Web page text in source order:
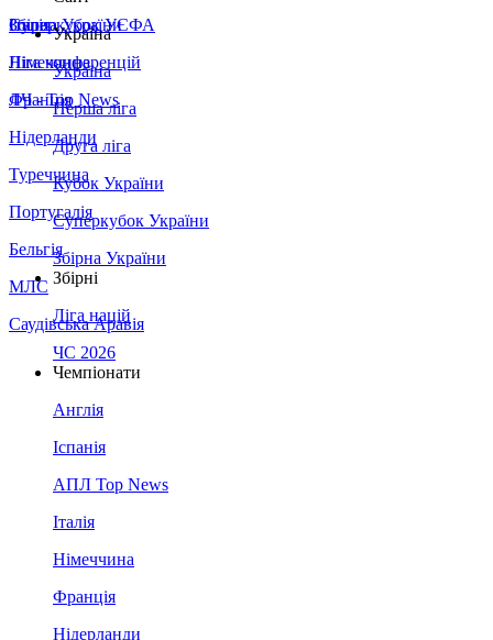
Збірна України
Італія
Німеччина
Франція
Нідерланди
Туреччина
Португалія
Бельгія
МЛС
Саудівська Аравія
Суперкубок УЄФА
Ліга конференцій
ЛЧ - Top News
Україна
Україна
Перша ліга
Друга ліга
Кубок України
Суперкубок України
Збірна України
Збірні
Ліга націй
ЧС 2026
Чемпіонати
Англія
Іспанія
АПЛ Top News
Італія
Німеччина
Франція
Нідерланди